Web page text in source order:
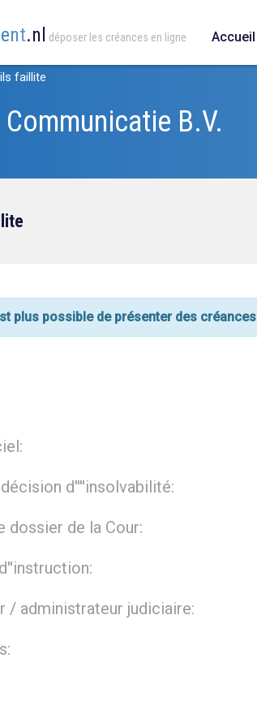
.nl déposer les créances en ligne Accueil
faillite
B.V.
plus possible de présenter des créances
d''''insolvabilité:
dossier de la Cour:
/ administrateur judiciaire: